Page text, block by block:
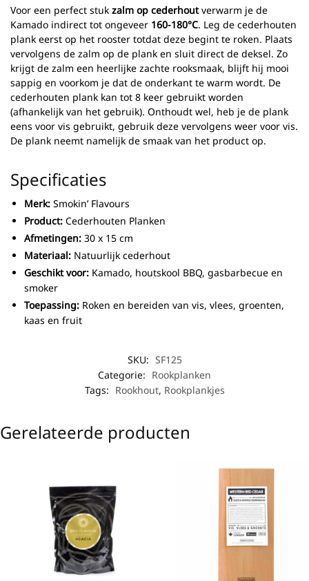
Voor een perfect stuk zalm op cederhoutverwarm je de
Kamado indirect tot ongeveer 160-180°C. Leg de cederhouten
plank eerst op het rooster totdat deze begint te roken. Plaats
vervolgens de zalm op de plank en sluit direct de deksel. Zo
krijgt de zalm een heerlijke zachte rooksmaak, blijft hij mooi
sappig en voorkom je dat de onderkant te warm wordt. De
cederhouten plank kan tot 8 keer gebruikt worden
(afhankelijk van het gebruik). Onthoudt wel, heb je de plank
eens voor vis gebruikt, gebruik deze vervolgens weer voor vis.
De plank neemt namelijk de smaak van het product op.
Specificaties
Merk: Smokin’ Flavours
Product: Cederhouten Planken
Afmetingen: 30 x 15 cm
Materiaal: Natuurlijk cederhout
Geschikt voor: Kamado, houtskool BBQ, gasbarbecue en
smoker
Toepassing: Roken en bereiden van vis, vlees, groenten,
kaas en fruit
SKU: SF125
Categorie: Rookplanken
Tags: Rookhout, Rookplankjes
Gerelateerde producten